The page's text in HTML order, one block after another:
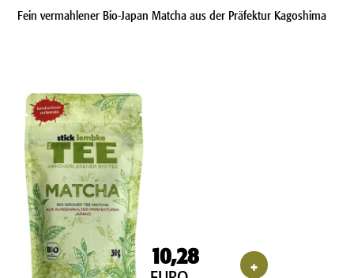
Fein vermahlener Bio-Japan Matcha aus der Präfektur Kagoshima
10,28
EURO
+